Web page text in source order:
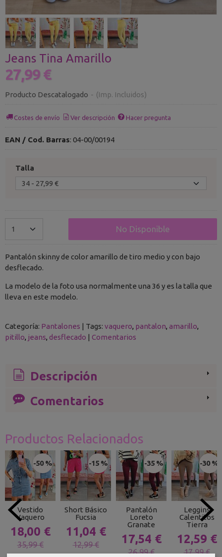
Jeans Tina Amarillo
27,99 €
Producto Descatalogado - (Imp. Incluidos)
Costes de envío Ver descripción Hacer pregunta
EAN / Cod. Barras: 04-00/00194
Talla
No Disponible
Pantalón skinny de color amarillo de tiro medio y con bajo
desflecado.
La modelo de la foto usa normalmente una 36 y es la talla que
lleva en este modelo.
Categoría: Pantalones | Tags: vaquero pantalon amarillo
pitillo jeans desflecado | Comentarios
Descripción
Comentarios
Productos Relacionados
-50 %
Vestido
Vaquero
18,00 €
35,99 €
-15 %
Short Básico
Fucsia
11,04 €
12,99 €
-35 %
Pantalón
Loreto
Granate
17,54 €
26,99 €
-30 %
Leggins
Calentitos
Tierra
12,59 €
17,99 €